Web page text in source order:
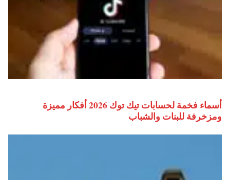
أسماء فخمة لحسابات تيك توك 2026 أفكار مميزة
ومزخرفة للبنات والشباب